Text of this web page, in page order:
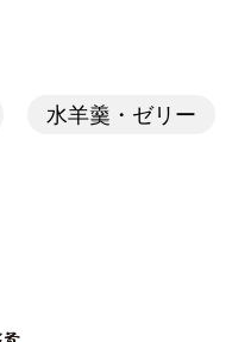
水羊羹・ゼリー